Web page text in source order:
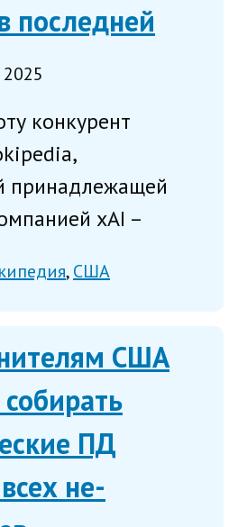
последней
конкурент
принадлежащей
xAI –
издание The
5 и
США
США
ПД
не-